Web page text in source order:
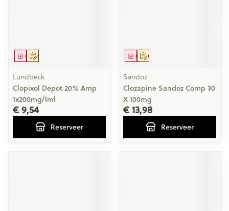
Op voorschrift
Geneesmiddel
Lundbeck
Clopixol Depot 20% Amp
1x200mg/1ml
€ 9,54
Reserveer
Op voorschrift
Geneesmiddel
Sandoz
Clozapine Sandoz Comp 30
X 100mg
€ 13,98
Reserveer